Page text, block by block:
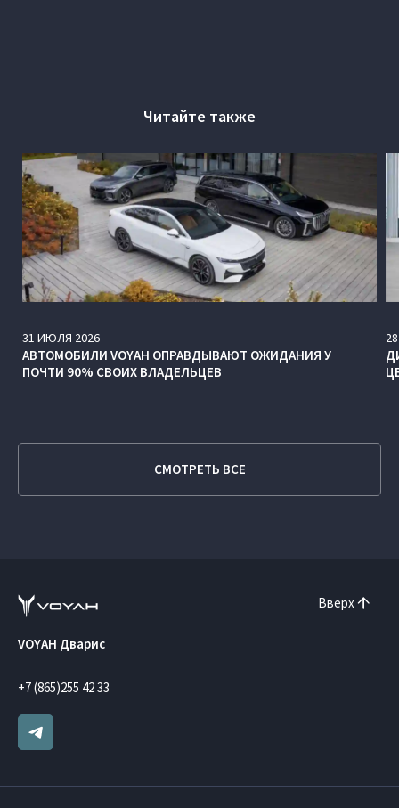
Читайте также
31 ИЮЛЯ 2026
АВТОМОБИЛИ VOYAH ОПРАВДЫВАЮТ ОЖИДАНИЯ У
ПОЧТИ 90% СВОИХ ВЛАДЕЛЬЦЕВ
28
СМОТРЕТЬ ВСЕ
Вверх
VOYAH Дварис
+7 (865)255 42 33